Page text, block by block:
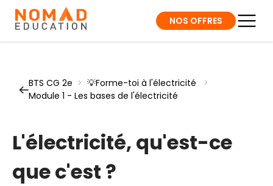
NOS OFFRES
BTS CG 2e > 💡Forme-toi à l'électricité
>
Module 1 - Les bases de l'électricité
L'électricité, qu'est-ce
que c'est ?